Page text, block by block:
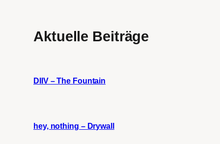
Aktuelle Beiträge
DIIV – The Fountain
hey, nothing – Drywall